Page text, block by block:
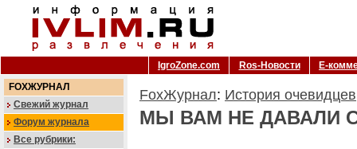
IgroZone.com Ros-Новости
Е-
FOXЖУРНАЛ
Свежий журнал
Форум журнала
Все рубрики:
FoxЖурнал: История очевидцев
МЫ ВАМ НЕ ДАВАЛИ